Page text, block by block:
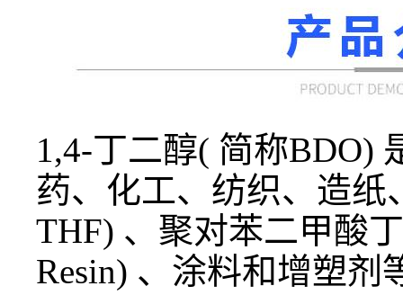
1,4-丁二醇( 简称BDO)
药、化工、纺织、造纸
THF) 、聚对苯二甲酸
Resin) 、涂料和增塑